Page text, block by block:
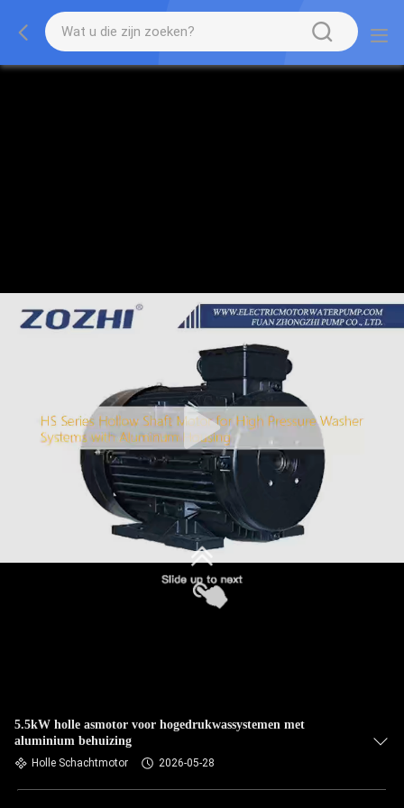
5.5kW holle asmotor voor hogedrukwassystemen met
aluminium behuizing
Holle Schachtmotor 2026-05-28